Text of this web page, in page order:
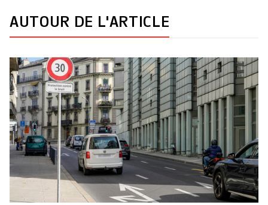
AUTOUR DE L'ARTICLE